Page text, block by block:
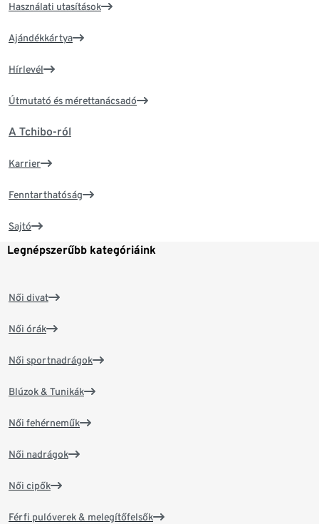
Használati utasítások
Ajándékkártya
Hírlevél
Útmutató és mérettanácsadó
A Tchibo-ról
Karrier
Fenntarthatóság
Sajtó
Legnépszerűbb kategóriáink
Női divat
Női órák
Női sportnadrágok
Blúzok & Tunikák
Női fehérneműk
Női nadrágok
Női cipők
Férfi pulóverek & melegítőfelsők